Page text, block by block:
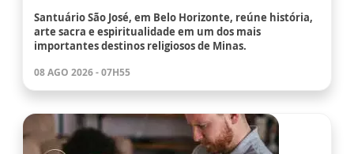
Santuário São José, em Belo Horizonte, reúne história,
arte sacra e espiritualidade em um dos mais
importantes destinos religiosos de Minas.
08 AGO 2026 - 07H55